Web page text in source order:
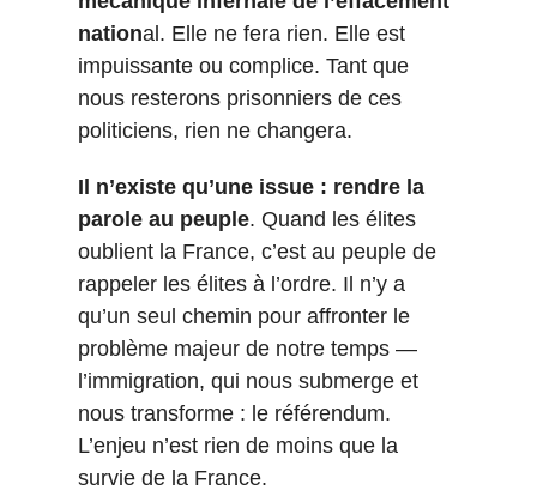
national. Elle ne fera rien. Elle est
impuissante ou complice. Tant que
nous resterons prisonniers de ces
politiciens, rien ne changera.
Il n’existe qu’une issue : rendre la
parole au peuple. Quand les élites
oublient la France, c’est au peuple de
rappeler les élites à l’ordre. Il n’y a
qu’un seul chemin pour affronter le
problème majeur de notre temps —
l’immigration, qui nous submerge et
nous transforme : le référendum.
L’enjeu n’est rien de moins que la
survie de la France.